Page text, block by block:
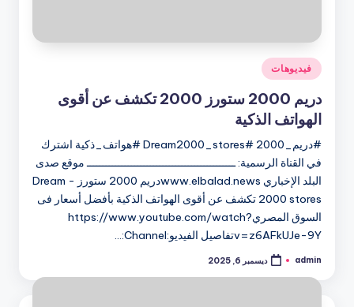
نُشر
في
فيديوهات
دريم 2000 ستورز 2000 تكشف عن أقوى
الهواتف الذكية
#دريم_2000 #Dream2000_stores #هواتف_ذكية اشترك
في القناة الرسمية: ـــــــــــــــــــــــــــــــــــــــــــــــ موقع صدى
البلد الإخباري www.elbalad.newsدريم 2000 ستورز - Dream
2000 stores تكشف عن أقوى الهواتف الذكية بأفضل أسعار فى
السوق المصريhttps://www.youtube.com/watch?
v=z6AFkUJe-9Yتفاصيل الفيديو:Channel:…
تمّ
بواسطة
admin ديسمبر 6, 2025